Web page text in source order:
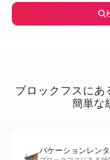
ブロックフスに⁠あ⁠
簡⁠単⁠な
バケーションレ⁠ン⁠